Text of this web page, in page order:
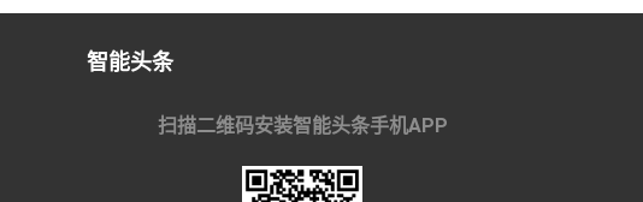
智能头条
扫描二维码安装智能头条手机APP